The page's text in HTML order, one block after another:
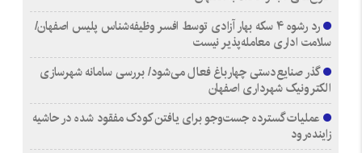
رد رشوه ۴ سکه بهار آزادی توسط افسر وظیفه‌شناس پلیس اصفهان/
سلامت اداری معامله‌پذیر نیست
گذر صنایع‌دستی چهارباغ فعال می‌شود/ بررسی سامانه شهرسازی
الکترونیک شهرداری اصفهان
عملیات گسترده جست‌وجو برای یافتن کودک مفقود شده در حاشیه
زاینده‌رود